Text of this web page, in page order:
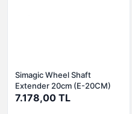
Simagic Wheel Shaft
Extender 20cm (E-20CM)
7.178,00 TL